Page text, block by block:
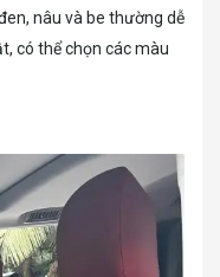
nâu và be thường dễ
có thể chọn các màu